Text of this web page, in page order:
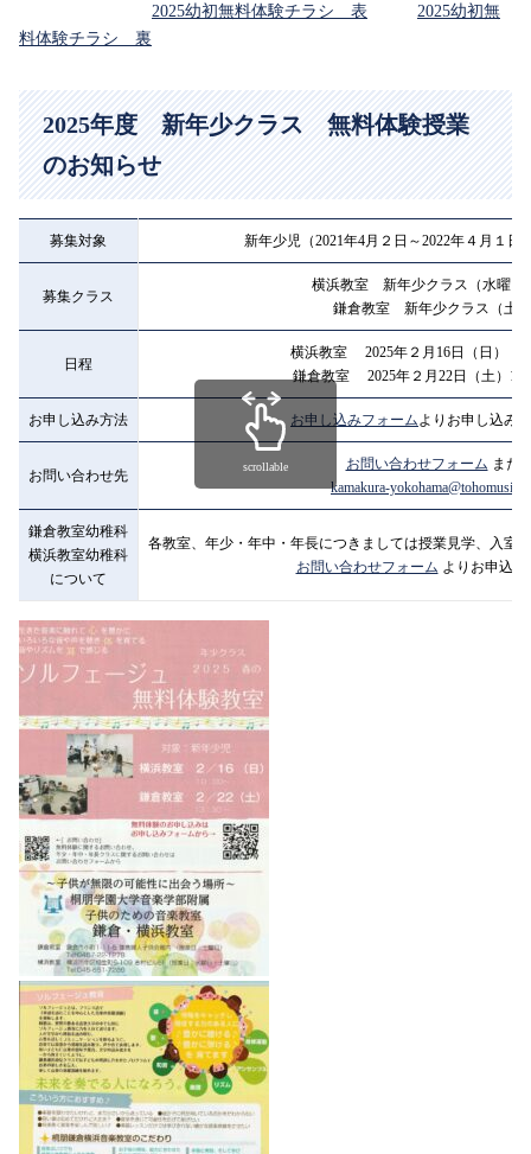
2025幼初無料体験チラシ 表
2025幼初無
料体験チラシ 裏
2025年度 新年少クラス 無料体験授業
のお知らせ
募集対象 新年少児（2021年4月２日～2022年４月１日
募集クラス
横浜教室 新年少クラス（水曜・
鎌倉教室 新年少クラス（土
日程
横浜教室 2025年２月16日（日）
鎌倉教室 2025年２月22日（土）
お申し込み方法 お申し込みフォームよりお申し込み
お問い合わせ先
お問い合わせフォーム また
kamakura-
鎌倉教室幼稚科
横浜教室幼稚科
について
各教室、年少・年中・年長につきましては授業見学、入室
お問い合わせフォーム よりお申込
scrollable